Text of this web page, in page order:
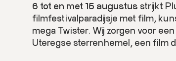
6 tot en met 15 augustus strijkt
filmfestivalparadijsje met film,
mega Twister. Wij zorgen voor
Uteregse sterrenhemel, een film